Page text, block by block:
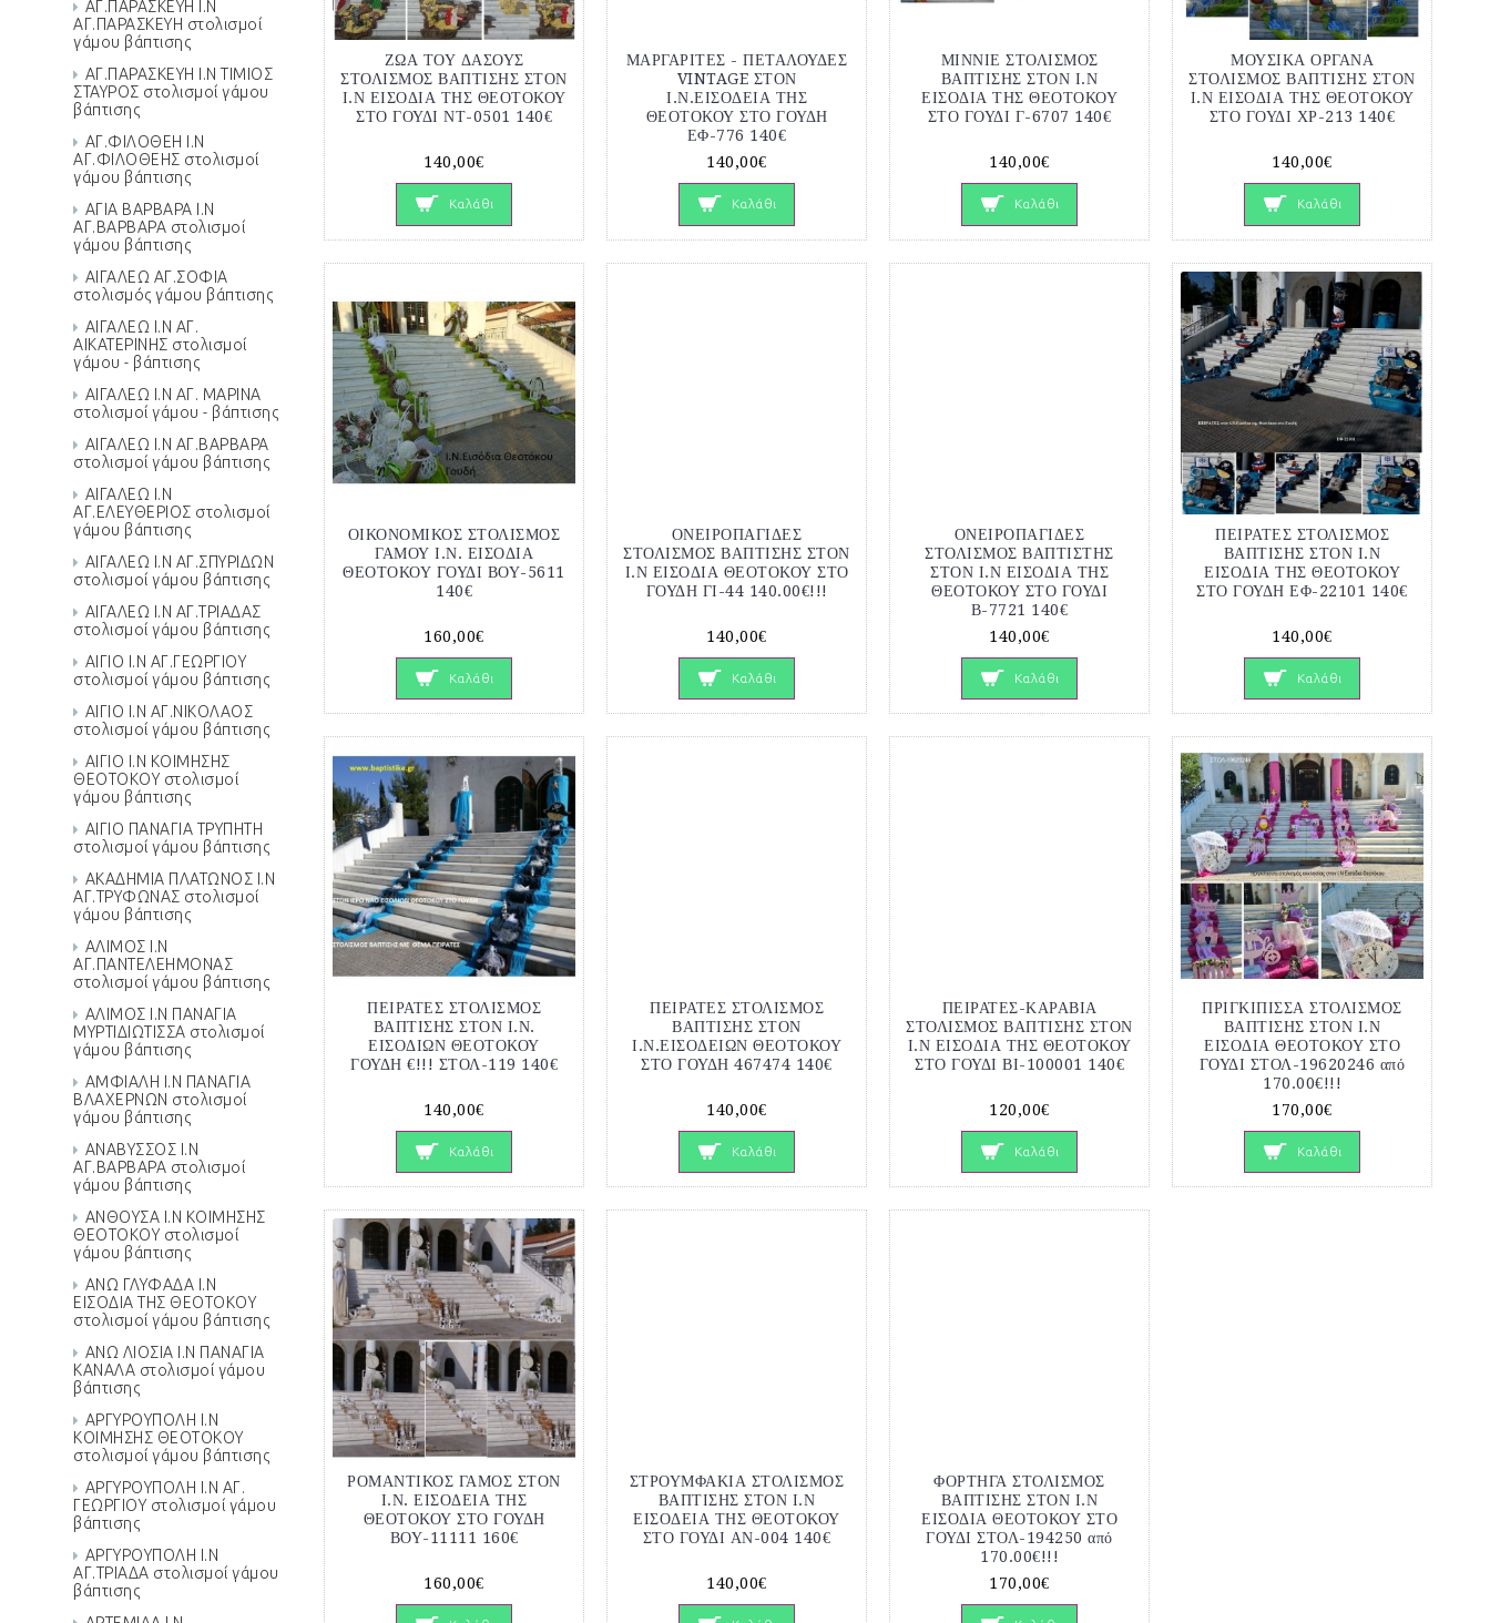
ΑΓ.ΠΑΡΑΣΚΕΥΗ Ι.Ν
ΑΓ.ΠΑΡΑΣΚΕΥΗ στολισμοί
γάμου βάπτισης
ΑΓ.ΠΑΡΑΣΚΕΥΗ Ι.Ν ΤΙΜΙΟΣ
ΣΤΑΥΡΟΣ στολισμοί γάμου
βάπτισης
ΑΓ.ΦΙΛΟΘΕΗ Ι.Ν
ΑΓ.ΦΙΛΟΘΕΗΣ στολισμοί
γάμου βάπτισης
ΑΓΙΑ ΒΑΡΒΑΡΑ Ι.Ν
ΑΓ.ΒΑΡΒΑΡΑ στολισμοί
γάμου βάπτισης
ΑΙΓΑΛΕΩ ΑΓ.ΣΟΦΙΑ
στολισμός γάμου βάπτισης
ΑΙΓΑΛΕΩ Ι.Ν ΑΓ.
ΑΙΚΑΤΕΡΙΝΗΣ στολισμοί
γάμου - βάπτισης
ΑΙΓΑΛΕΩ Ι.Ν ΑΓ. ΜΑΡΙΝΑ
στολισμοί γάμου - βάπτισης
ΑΙΓΑΛΕΩ Ι.Ν ΑΓ.ΒΑΡΒΑΡΑ
στολισμοί γάμου βάπτισης
ΑΙΓΑΛΕΩ Ι.Ν
ΑΓ.ΕΛΕΥΘΕΡΙΟΣ στολισμοί
γάμου βάπτισης
ΑΙΓΑΛΕΩ Ι.Ν ΑΓ.ΣΠΥΡΙΔΩΝ
στολισμοί γάμου βάπτισης
ΑΙΓΑΛΕΩ Ι.Ν ΑΓ.ΤΡΙΑΔΑΣ
στολισμοί γάμου βάπτισης
ΑΙΓΙΟ Ι.Ν ΑΓ.ΓΕΩΡΓΙΟΥ
στολισμοί γάμου βάπτισης
ΑΙΓΙΟ Ι.Ν ΑΓ.ΝΙΚΟΛΑΟΣ
στολισμοί γάμου βάπτισης
ΑΙΓΙΟ Ι.Ν ΚΟΙΜΗΣΗΣ
ΘΕΟΤΟΚΟΥ στολισμοί
γάμου βάπτισης
ΑΙΓΙΟ ΠΑΝΑΓΙΑ ΤΡΥΠΗΤΗ
στολισμοί γάμου βάπτισης
ΑΚΑΔΗΜΙΑ ΠΛΑΤΩΝΟΣ Ι.Ν
ΑΓ.ΤΡΥΦΩΝΑΣ στολισμοί
γάμου βάπτισης
ΑΛΙΜΟΣ Ι.Ν
ΑΓ.ΠΑΝΤΕΛΕΗΜΟΝΑΣ
στολισμοί γάμου βάπτισης
ΑΛΙΜΟΣ Ι.Ν ΠΑΝΑΓΙΑ
ΜΥΡΤΙΔΙΩΤΙΣΣΑ στολισμοί
γάμου βάπτισης
ΑΜΦΙΑΛΗ Ι.Ν ΠΑΝΑΓΙΑ
ΒΛΑΧΕΡΝΩΝ στολισμοί
γάμου βάπτισης
ΑΝΑΒΥΣΣΟΣ Ι.Ν
ΑΓ.ΒΑΡΒΑΡΑ στολισμοί
γάμου βάπτισης
ΑΝΘΟΥΣΑ Ι.Ν ΚΟΙΜΗΣΗΣ
ΘΕΟΤΟΚΟΥ στολισμοί
γάμου βάπτισης
ΑΝΩ ΓΛΥΦΑΔΑ Ι.Ν
ΕΙΣΟΔΙΑ ΤΗΣ ΘΕΟΤΟΚΟΥ
στολισμοί γάμου βάπτισης
ΑΝΩ ΛΙΟΣΙΑ Ι.Ν ΠΑΝΑΓΙΑ
ΚΑΝΑΛΑ στολισμοί γάμου
βάπτισης
ΑΡΓΥΡΟΥΠΟΛΗ Ι.Ν
ΚΟΙΜΗΣΗΣ ΘΕΟΤΟΚΟΥ
στολισμοί γάμου βάπτισης
ΑΡΓΥΡΟΥΠΟΛΗ Ι.Ν ΑΓ.
ΓΕΩΡΓΙΟΥ στολισμοί γάμου
βάπτισης
ΑΡΓΥΡΟΥΠΟΛΗ Ι.Ν
ΑΓ.ΤΡΙΑΔΑ στολισμοί γάμου
βάπτισης
ΖΩΑ ΤΟΥ ΔΑΣΟΥΣ
ΣΤΟΛΙΣΜΟΣ ΒΑΠΤΙΣΗΣ ΣΤΟΝ
Ι.Ν ΕΙΣΟΔΙΑ ΤΗΣ ΘΕΟΤΟΚΟΥ
ΣΤΟ ΓΟΥΔΙ ΝΤ-0501 140€
140,00€
Καλάθι
ΜΑΡΓΑΡΙΤΕΣ - ΠΕΤΑΛΟΥΔΕΣ
VINTAGE ΣΤΟΝ
Ι.Ν.ΕΙΣΟΔΕΙΑ ΤΗΣ
ΘΕΟΤΟΚΟΥ ΣΤΟ ΓΟΥΔΗ
ΕΦ-776 140€
140,00€
Καλάθι
ΜΙΝΝΙΕ ΣΤΟΛΙΣΜΟΣ
ΒΑΠΤΙΣΗΣ ΣΤΟΝ Ι.Ν
ΕΙΣΟΔΙΑ ΤΗΣ ΘΕΟΤΟΚΟΥ
ΣΤΟ ΓΟΥΔΙ Γ-6707 140€
140,00€
Καλάθι
ΜΟΥΣΙΚΑ ΟΡΓΑΝΑ
ΣΤΟΛΙΣΜΟΣ ΒΑΠΤΙΣΗΣ ΣΤΟΝ
Ι.Ν ΕΙΣΟΔΙΑ ΤΗΣ ΘΕΟΤΟΚΟΥ
ΣΤΟ ΓΟΥΔΙ ΧΡ-213 140€
140,00€
Καλάθι
ΟΙΚΟΝΟΜΙΚΟΣ ΣΤΟΛΙΣΜΟΣ
ΓΑΜΟΥ Ι.Ν. ΕΙΣΟΔΙΑ
ΘΕΟΤΟΚΟΥ ΓΟΥΔΙ ΒΟΥ-5611
140€
160,00€
Καλάθι
ΟΝΕΙΡΟΠΑΓΙΔΕΣ
ΣΤΟΛΙΣΜΟΣ ΒΑΠΤΙΣΗΣ ΣΤΟΝ
Ι.Ν ΕΙΣΟΔΙΑ ΘΕΟΤΟΚΟΥ ΣΤΟ
ΓΟΥΔΗ ΓΙ-44 140.00€!!!
140,00€
Καλάθι
ΟΝΕΙΡΟΠΑΓΙΔΕΣ
ΣΤΟΛΙΣΜΟΣ ΒΑΠΤΙΣΤΗΣ
ΣΤΟΝ Ι.Ν ΕΙΣΟΔΙΑ ΤΗΣ
ΘΕΟΤΟΚΟΥ ΣΤΟ ΓΟΥΔΙ
Β-7721 140€
140,00€
Καλάθι
ΠΕΙΡΑΤΕΣ ΣΤΟΛΙΣΜΟΣ
ΒΑΠΤΙΣΗΣ ΣΤΟΝ Ι.Ν
ΕΙΣΟΔΙΑ ΤΗΣ ΘΕΟΤΟΚΟΥ
ΣΤΟ ΓΟΥΔΗ ΕΦ-22101 140€
140,00€
Καλάθι
ΠΕΙΡΑΤΕΣ ΣΤΟΛΙΣΜΟΣ
ΒΑΠΤΙΣΗΣ ΣΤΟΝ Ι.Ν.
ΕΙΣΟΔΙΩΝ ΘΕΟΤΟΚΟΥ
ΓΟΥΔΗ €!!! ΣΤΟΛ-119 140€
140,00€
Καλάθι
ΠΕΙΡΑΤΕΣ ΣΤΟΛΙΣΜΟΣ
ΒΑΠΤΙΣΗΣ ΣΤΟΝ
Ι.Ν.ΕΙΣΟΔΕΙΩΝ ΘΕΟΤΟΚΟΥ
ΣΤΟ ΓΟΥΔΗ 467474 140€
140,00€
Καλάθι
ΠΕΙΡΑΤΕΣ-ΚΑΡΑΒΙΑ
ΣΤΟΛΙΣΜΟΣ ΒΑΠΤΙΣΗΣ ΣΤΟΝ
Ι.Ν ΕΙΣΟΔΙΑ ΤΗΣ ΘΕΟΤΟΚΟΥ
ΣΤΟ ΓΟΥΔΙ ΒΙ-100001 140€
120,00€
Καλάθι
ΠΡΙΓΚΙΠΙΣΣΑ ΣΤΟΛΙΣΜΟΣ
ΒΑΠΤΙΣΗΣ ΣΤΟΝ Ι.Ν
ΕΙΣΟΔΙΑ ΘΕΟΤΟΚΟΥ ΣΤΟ
ΓΟΥΔΙ ΣΤΟΛ-19620246 από
170.00€!!!
170,00€
Καλάθι
ΡΟΜΑΝΤΙΚΟΣ ΓΑΜΟΣ ΣΤΟΝ
Ι.Ν. ΕΙΣΟΔΕΙΑ ΤΗΣ
ΘΕΟΤΟΚΟΥ ΣΤΟ ΓΟΥΔΗ
ΒΟΥ-11111 160€
160,00€
ΣΤΡΟΥΜΦΑΚΙΑ ΣΤΟΛΙΣΜΟΣ
ΒΑΠΤΙΣΗΣ ΣΤΟΝ Ι.Ν
ΕΙΣΟΔΕΙΑ ΤΗΣ ΘΕΟΤΟΚΟΥ
ΣΤΟ ΓΟΥΔΙ ΑΝ-004 140€
140,00€
ΦΟΡΤΗΓΑ ΣΤΟΛΙΣΜΟΣ
ΒΑΠΤΙΣΗΣ ΣΤΟΝ Ι.Ν
ΕΙΣΟΔΙΑ ΘΕΟΤΟΚΟΥ ΣΤΟ
ΓΟΥΔΙ ΣΤΟΛ-194250 από
170.00€!!!
170,00€